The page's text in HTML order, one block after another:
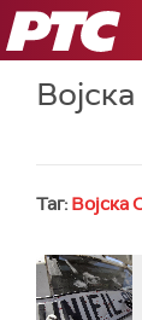
РТС
Таг: Војска